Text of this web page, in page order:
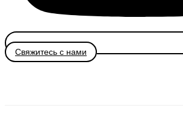
Свяжитесь с нами